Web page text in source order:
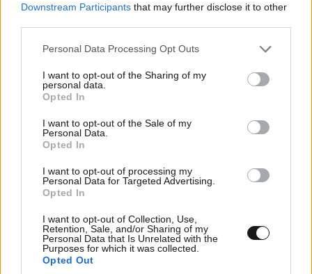
Downstream Participants that may further disclose it to other
Please note that this website/app uses one or more Google
not limited to your visit or usage behaviour. You may click to
grant or deny consent to Google and its third-party tags to
use your data for below specified purposes in below Google
consent section.
Personal Data Processing Opt Outs
I want to opt-out of the Sharing of my
personal data.
Opted In
I want to opt-out of the Sale of my
Personal Data.
Opted In
I want to opt-out of processing my
Personal Data for Targeted Advertising.
Opted In
I want to opt-out of Collection, Use,
Retention, Sale, and/or Sharing of my
Personal Data that Is Unrelated with the
Purposes for which it was collected.
Opted Out
Απαντήστε 0
ΚΛΕΩΝ 01·08·2020 21:45
Αληθευει οτι οι πτησεις απο Αμερικη...ανοιξαν?
Απαντήστε
TRENDING